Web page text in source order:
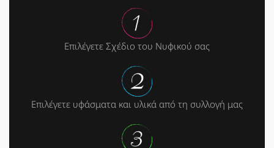
Επιλέγετε Σχέδιο του Νυφικού σας
Επιλέγετε υφάσματα και υλικά από τη συλλογή μας